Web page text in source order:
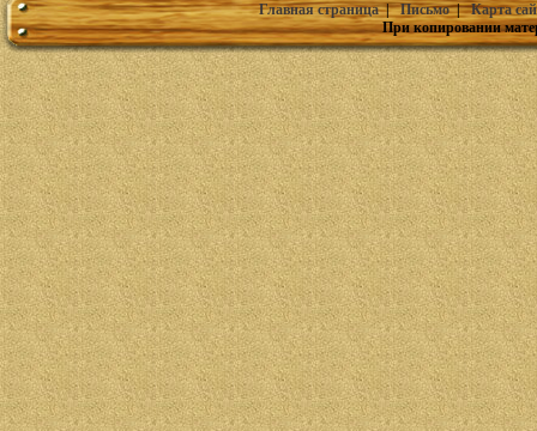
Главная страница|Письмо|Карта
При копировании